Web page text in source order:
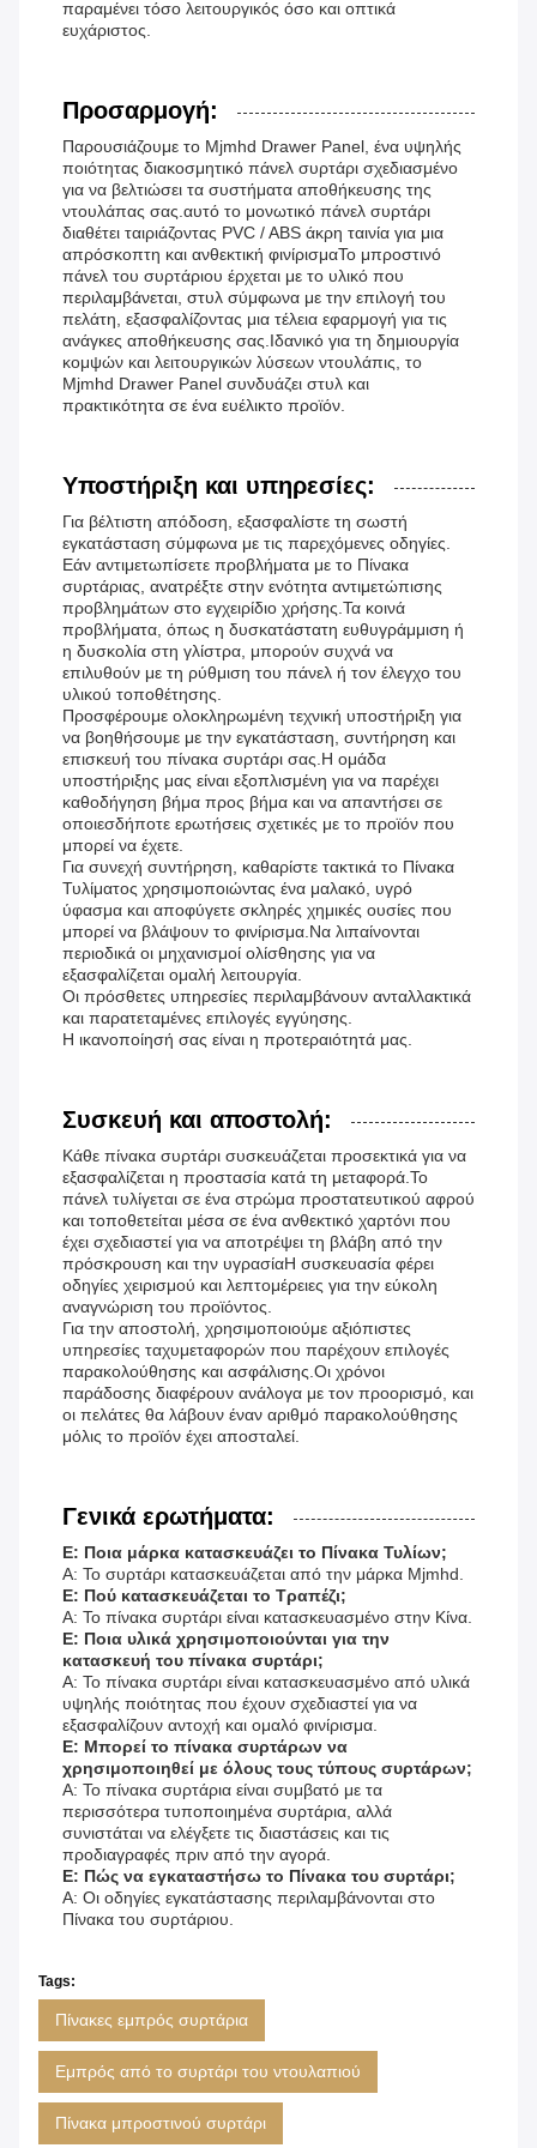
παραμένει τόσο λειτουργικός όσο και οπτικά
ευχάριστος.
Προσαρμογή:
Παρουσιάζουμε το Mjmhd Drawer Panel, ένα υψηλής
ποιότητας διακοσμητικό πάνελ συρτάρι σχεδιασμένο
για να βελτιώσει τα συστήματα αποθήκευσης της
ντουλάπας σας.αυτό το μονωτικό πάνελ συρτάρι
διαθέτει ταιριάζοντας PVC / ABS άκρη ταινία για μια
απρόσκοπτη και ανθεκτική φινίρισμαΤο μπροστινό
πάνελ του συρτάριου έρχεται με το υλικό που
περιλαμβάνεται, στυλ σύμφωνα με την επιλογή του
πελάτη, εξασφαλίζοντας μια τέλεια εφαρμογή για τις
ανάγκες αποθήκευσης σας.Ιδανικό για τη δημιουργία
κομψών και λειτουργικών λύσεων ντουλάπις, το
Mjmhd Drawer Panel συνδυάζει στυλ και
πρακτικότητα σε ένα ευέλικτο προϊόν.
Υποστήριξη και υπηρεσίες:
Για βέλτιστη απόδοση, εξασφαλίστε τη σωστή
εγκατάσταση σύμφωνα με τις παρεχόμενες οδηγίες.
Εάν αντιμετωπίσετε προβλήματα με το Πίνακα
συρτάριας, ανατρέξτε στην ενότητα αντιμετώπισης
προβλημάτων στο εγχειρίδιο χρήσης.Τα κοινά
προβλήματα, όπως η δυσκατάστατη ευθυγράμμιση ή
η δυσκολία στη γλίστρα, μπορούν συχνά να
επιλυθούν με τη ρύθμιση του πάνελ ή τον έλεγχο του
υλικού τοποθέτησης.
Προσφέρουμε ολοκληρωμένη τεχνική υποστήριξη για
να βοηθήσουμε με την εγκατάσταση, συντήρηση και
επισκευή του πίνακα συρτάρι σας.Η ομάδα
υποστήριξης μας είναι εξοπλισμένη για να παρέχει
καθοδήγηση βήμα προς βήμα και να απαντήσει σε
οποιεσδήποτε ερωτήσεις σχετικές με το προϊόν που
μπορεί να έχετε.
Για συνεχή συντήρηση, καθαρίστε τακτικά το Πίνακα
Τυλίματος χρησιμοποιώντας ένα μαλακό, υγρό
ύφασμα και αποφύγετε σκληρές χημικές ουσίες που
μπορεί να βλάψουν το φινίρισμα.Να λιπαίνονται
περιοδικά οι μηχανισμοί ολίσθησης για να
εξασφαλίζεται ομαλή λειτουργία.
Οι πρόσθετες υπηρεσίες περιλαμβάνουν ανταλλακτικά
και παρατεταμένες επιλογές εγγύησης.
Η ικανοποίησή σας είναι η προτεραιότητά μας.
Συσκευή και αποστολή:
Κάθε πίνακα συρτάρι συσκευάζεται προσεκτικά για να
εξασφαλίζεται η προστασία κατά τη μεταφορά.Το
πάνελ τυλίγεται σε ένα στρώμα προστατευτικού αφρού
και τοποθετείται μέσα σε ένα ανθεκτικό χαρτόνι που
έχει σχεδιαστεί για να αποτρέψει τη βλάβη από την
πρόσκρουση και την υγρασίαΗ συσκευασία φέρει
οδηγίες χειρισμού και λεπτομέρειες για την εύκολη
αναγνώριση του προϊόντος.
Για την αποστολή, χρησιμοποιούμε αξιόπιστες
υπηρεσίες ταχυμεταφορών που παρέχουν επιλογές
παρακολούθησης και ασφάλισης.Οι χρόνοι
παράδοσης διαφέρουν ανάλογα με τον προορισμό, και
οι πελάτες θα λάβουν έναν αριθμό παρακολούθησης
μόλις το προϊόν έχει αποσταλεί.
Γενικά ερωτήματα:
Ε: Ποια μάρκα κατασκευάζει το Πίνακα Τυλίων;
Α: Το συρτάρι κατασκευάζεται από την μάρκα Mjmhd.
Ε: Πού κατασκευάζεται το Τραπέζι;
Α: Το πίνακα συρτάρι είναι κατασκευασμένο στην Κίνα.
Ε: Ποια υλικά χρησιμοποιούνται για την
κατασκευή του πίνακα συρτάρι;
Α: Το πίνακα συρτάρι είναι κατασκευασμένο από υλικά
υψηλής ποιότητας που έχουν σχεδιαστεί για να
εξασφαλίζουν αντοχή και ομαλό φινίρισμα.
Ε: Μπορεί το πίνακα συρτάρων να
χρησιμοποιηθεί με όλους τους τύπους συρτάρων;
Α: Το πίνακα συρτάρια είναι συμβατό με τα
περισσότερα τυποποιημένα συρτάρια, αλλά
συνιστάται να ελέγξετε τις διαστάσεις και τις
προδιαγραφές πριν από την αγορά.
Ε: Πώς να εγκαταστήσω το Πίνακα του συρτάρι;
Α: Οι οδηγίες εγκατάστασης περιλαμβάνονται στο
Πίνακα του συρτάριου.
Tags:
Πίνακες εμπρός συρτάρια
Εμπρός από το συρτάρι του ντουλαπιού
Πίνακα μπροστινού συρτάρι